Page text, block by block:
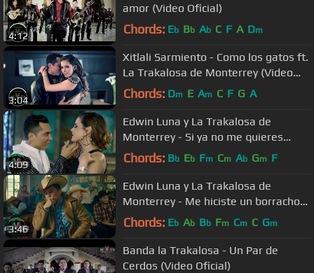
4:12
amor (Video Oficial)
Chords: Eb Bb Ab C F A Dm
3:04
Xitlali Sarmiento - Como los gatos ft.
La Trakalosa de Monterrey (Video
Oficial)
Chords: Dm E Am C F G A
4:09
Edwin Luna y La Trakalosa de
Monterrey - Si ya no me quieres
(Video Oficial)
Chords: Bb Eb Fm Cm Ab Gm F
3:46
Edwin Luna y La Trakalosa de
Monterrey - Me hiciste un borracho
(Video Oficial)
Chords: Eb Ab Bb Fm Cm C Gm
Banda la Trakalosa - Un Par de
Cerdos (Video Oficial)